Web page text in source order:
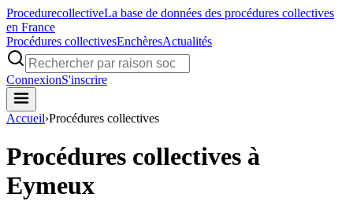
ProcedurecollectiveLa base de données des procédures collectives
en France
Procédures collectivesEnchèresActualités
ConnexionS'inscrire
Accueil›Procédures collectives
Procédures collectives à
Eymeux